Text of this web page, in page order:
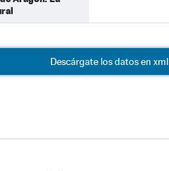
Descárgate los datos en xml